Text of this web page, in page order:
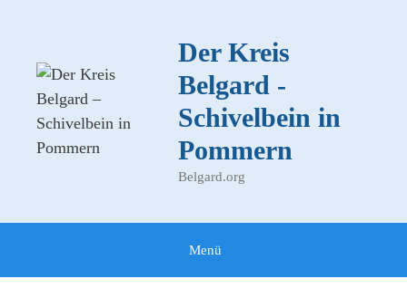
springen
Der Kreis
Belgard -
Schivelbein in
Pommern
Belgard.org
Menü